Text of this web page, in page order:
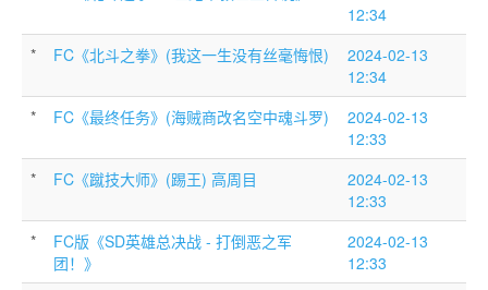
12:34
*
FC《北斗之拳》(我这一生没有丝毫悔恨)
2024-02-13
12:34
*
FC《最终任务》(海贼商改名空中魂斗罗)
2024-02-13
12:33
*
FC《蹴技大师》(踢王) 高周目
2024-02-13
12:33
*
FC版《SD英雄总决战 - 打倒恶之军
团！》
2024-02-13
12:33